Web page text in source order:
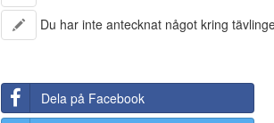
Du har inte antecknat något kring
Dela på Facebook